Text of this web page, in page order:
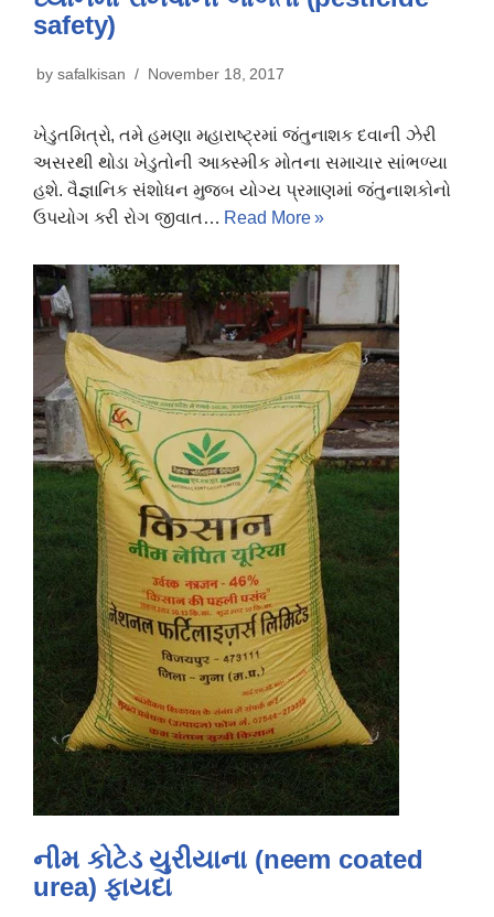
safety)
by safalkisan November 18, 2017
ખેડુતમિત્રો, તમે હમણા મહારાષ્ટ્રમાં જંતુનાશક દવાની ઝેરી
અસરથી થોડા ખેડુતોની આકસ્મીક મોતના સમાચાર સાંભળ્યા
હશે. વૈજ્ઞાનિક સંશોધન મુજબ યોગ્ય પ્રમાણમાં જંતુનાશકોનો
ઉપયોગ કરી રોગ જીવાત… Read More »
નીમ કોટેડ યુરીયાના (neem coated
urea) ફાયદા